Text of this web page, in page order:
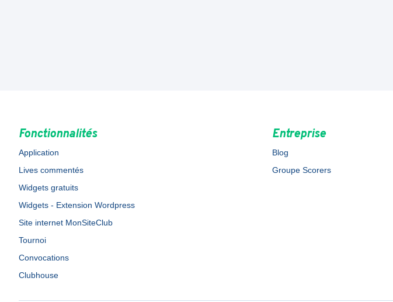
Fonctionnalités
Application
Lives commentés
Widgets gratuits
Widgets - Extension Wordpress
Site internet MonSiteClub
Tournoi
Convocations
Clubhouse
Entreprise
Blog
Groupe Scorers